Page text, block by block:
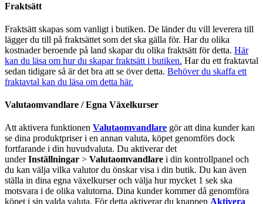
Fraktsätt
Fraktsätt skapas som vanligt i butiken. De länder du vill leverera till
lägger du till på fraktsättet som det ska gälla för. Har du olika
kostnader beroende på land skapar du olika fraktsätt för detta. Här
kan du läsa om hur du skapar fraktsätt i butiken. Har du ett fraktavtal
sedan tidigare så är det bra att se över detta. Behöver du skaffa ett
fraktavtal kan du läsa om detta här.
Valutaomvandlare / Egna Växelkurser
Att aktivera funktionen Valutaomvandlare gör att dina kunder kan
se dina produktpriser i en annan valuta, köpet genomförs dock
fortfarande i din huvudvaluta. Du aktiverar det
underInställningar > Valutaomvandlare i din kontrollpanel och
du kan välja vilka valutor du önskar visa i din butik. Du kan även
ställa in dina egna växelkurser och välja hur mycket 1 sek ska
motsvara i de olika valutorna. Dina kunder kommer då genomföra
köpet i sin valda valuta. För detta aktiverar du knappen Aktivera